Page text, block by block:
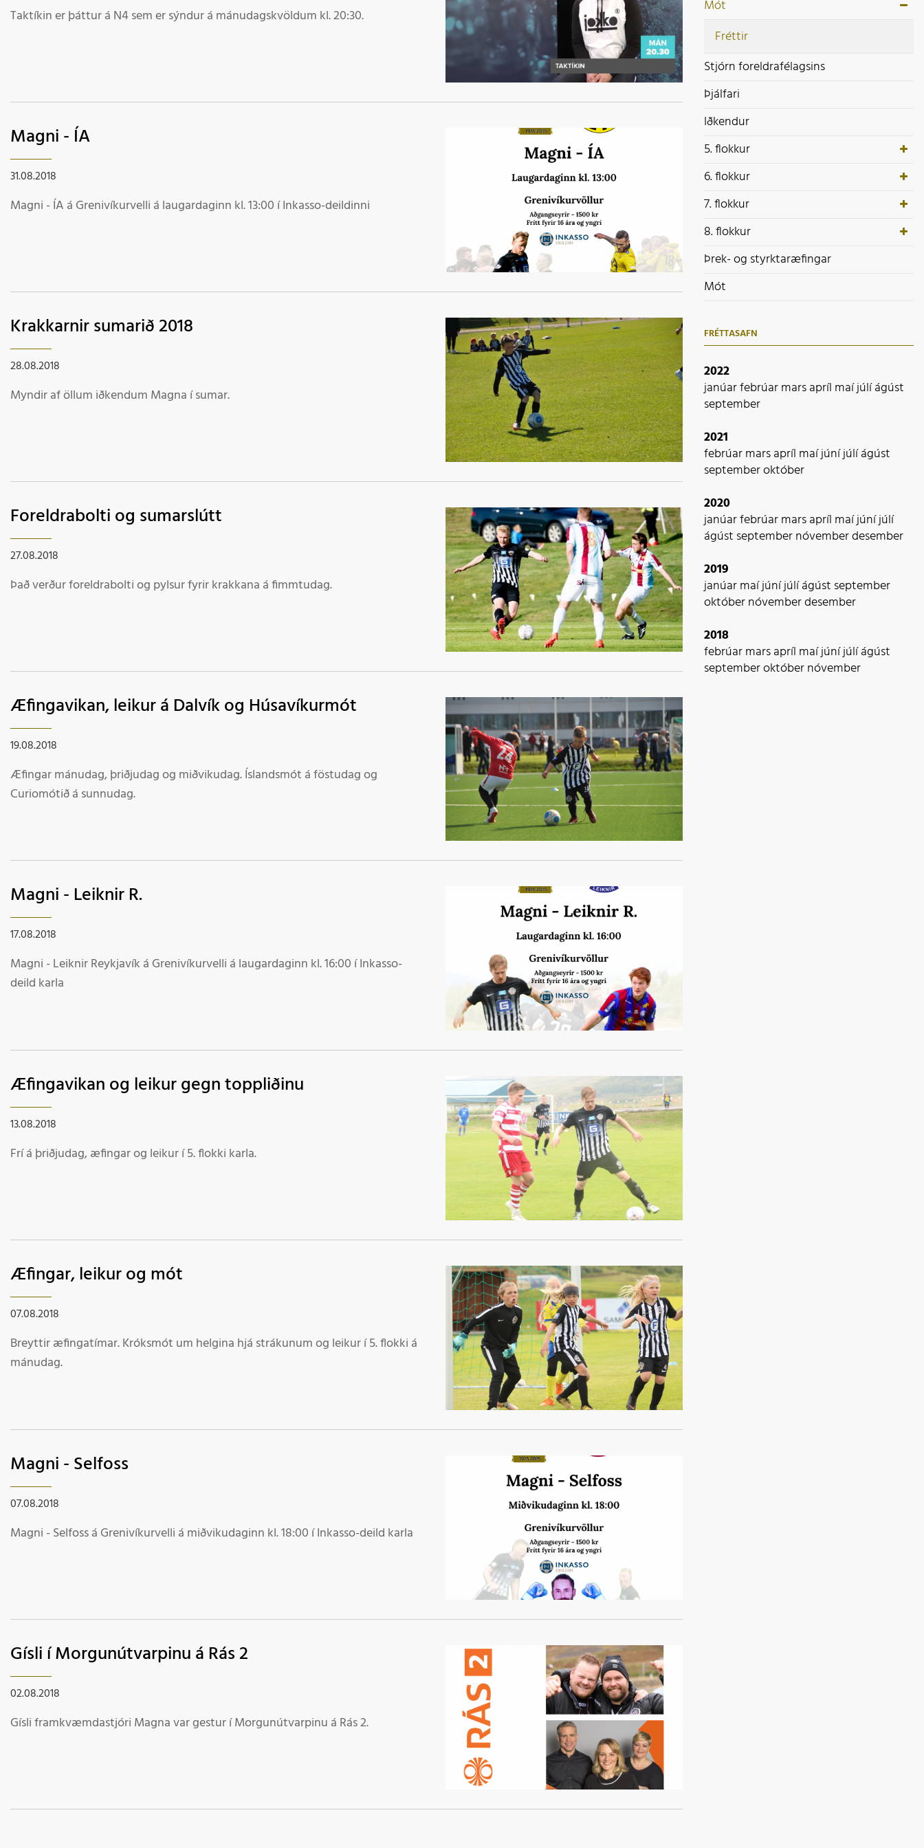
Mót
Taktíkin er þáttur á N4 sem er sýndur á mánudagskvöldum kl. 20:30.
Magni - ÍA
31.08.2018
Magni - ÍA á Grenivíkurvelli á laugardaginn kl. 13:00 í Inkasso-deildinni
Krakkarnir sumarið 2018
28.08.2018
Myndir af öllum iðkendum Magna í sumar.
Foreldrabolti og sumarslútt
27.08.2018
Það verður foreldrabolti og pylsur fyrir krakkana á fimmtudag.
Æfingavikan, leikur á Dalvík og Húsavíkurmót
19.08.2018
Æfingar mánudag, þriðjudag og miðvikudag. Íslandsmót á föstudag og
Curiomótið á sunnudag.
Magni - Leiknir R.
17.08.2018
Magni - Leiknir Reykjavík á Grenivíkurvelli á laugardaginn kl. 16:00 í Inkasso-
deild karla
Æfingavikan og leikur gegn toppliðinu
13.08.2018
Frí á þriðjudag, æfingar og leikur í 5. flokki karla.
Æfingar, leikur og mót
07.08.2018
Breyttir æfingatímar. Króksmót um helgina hjá strákunum og leikur í 5. flokki á
mánudag.
Magni - Selfoss
07.08.2018
Magni - Selfoss á Grenivíkurvelli á miðvikudaginn kl. 18:00 í Inkasso-deild karla
Gísli í Morgunútvarpinu á Rás 2
02.08.2018
Gísli framkvæmdastjóri Magna var gestur í Morgunútvarpinu á Rás 2.
Mót
Fréttir
Stjórn foreldrafélagsins
Þjálfari
Iðkendur
5. flokkur
6. flokkur
7. flokkur
8. flokkur
Þrek- og styrktaræfingar
Mót
FRÉTTASAFN
2022
janúarfebrúarmarsapríl maíjúlíágúst
september
2021
febrúarmarsapríl maíjúníjúlíágúst
septemberoktóber
2020
janúarfebrúarmarsapríl maíjúníjúlí
ágúst septembernóvemberdesember
2019
janúarmaíjúníjúlíágúst september
októbernóvemberdesember
2018
febrúarmarsapríl maíjúníjúlíágúst
septemberoktóbernóvember